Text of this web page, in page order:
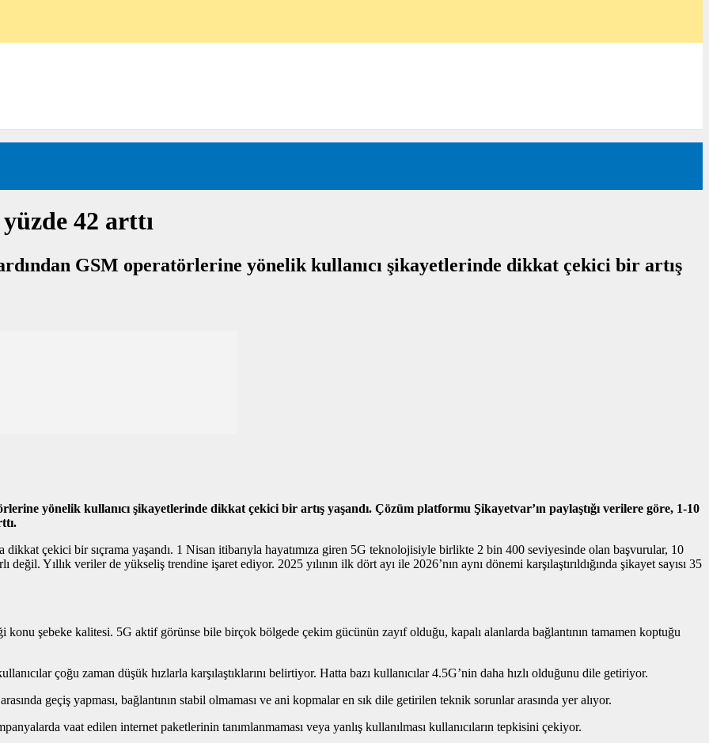
42 arttı
GSM operatörlerine yönelik kullanıcı şikayetlerinde dikkat çekici bir artış
yönelik kullanıcı şikayetlerinde dikkat çekici bir artış yaşandı. Çözüm platformu Şikayetvar’ın paylaştığı verilere göre, 1-10
çekici bir sıçrama yaşandı. 1 Nisan itibarıyla hayatımıza giren 5G teknolojisiyle birlikte 2 bin 400 seviyesinde olan başvurular, 10
değil. Yıllık veriler de yükseliş trendine işaret ediyor. 2025 yılının ilk dört ayı ile 2026’nın aynı dönemi karşılaştırıldığında şikayet sayısı 35
konu şebeke kalitesi. 5G aktif görünse bile birçok bölgede çekim gücünün zayıf olduğu, kapalı alanlarda bağlantının tamamen koptuğu
çoğu zaman düşük hızlarla karşılaştıklarını belirtiyor. Hatta bazı kullanıcılar 4.5G’nin daha hızlı olduğunu dile getiriyor.
geçiş yapması, bağlantının stabil olmaması ve ani kopmalar en sık dile getirilen teknik sorunlar arasında yer alıyor.
vaat edilen internet paketlerinin tanımlanmaması veya yanlış kullanılması kullanıcıların tepkisini çekiyor.